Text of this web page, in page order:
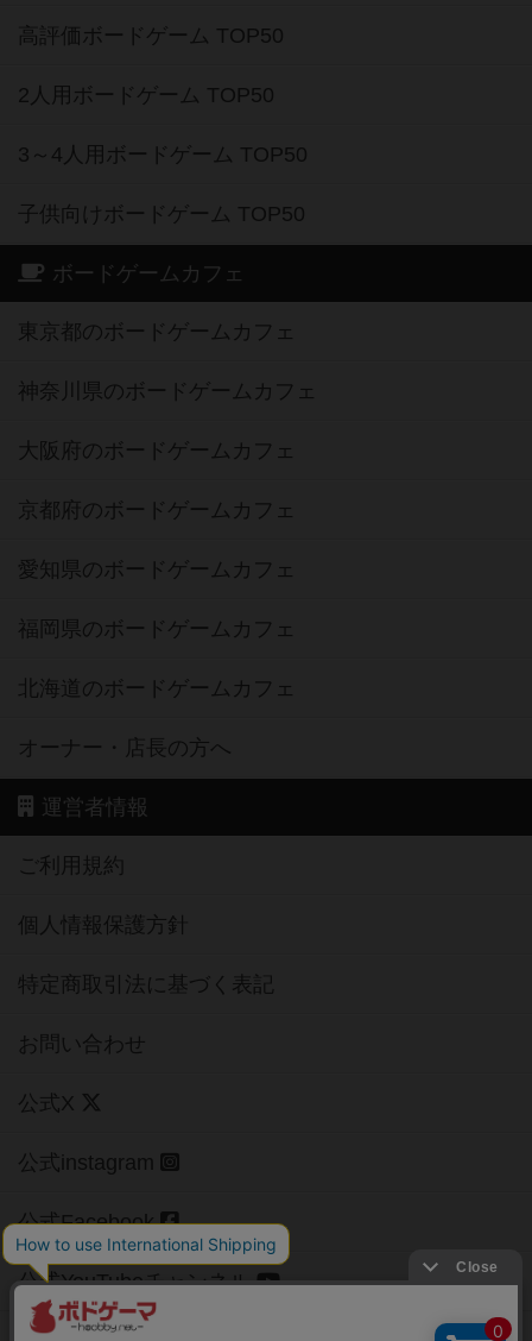
高評価ボードゲーム TOP50
2人用ボードゲーム TOP50
3～4人用ボードゲーム TOP50
子供向けボードゲーム TOP50
ボードゲームカフェ
東京都のボードゲームカフェ
神奈川県のボードゲームカフェ
大阪府のボードゲームカフェ
京都府のボードゲームカフェ
愛知県のボードゲームカフェ
福岡県のボードゲームカフェ
北海道のボードゲームカフェ
オーナー・店長の方へ
運営者情報
ご利用規約
個人情報保護方針
特定商取引法に基づく表記
お問い合わせ
公式X
公式instagram
公式Facebook
公式YouTubeチャンネル